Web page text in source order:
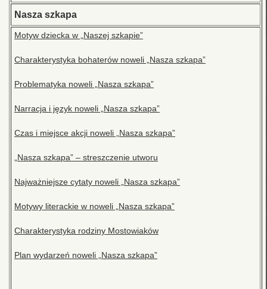
Nasza szkapa
Motyw dziecka w „Naszej szkapie”
Charakterystyka bohaterów noweli „Nasza szkapa”
Problematyka noweli „Nasza szkapa”
Narracja i język noweli „Nasza szkapa”
Czas i miejsce akcji noweli „Nasza szkapa”
„Nasza szkapa” – streszczenie utworu
Najważniejsze cytaty noweli „Nasza szkapa”
Motywy literackie w noweli „Nasza szkapa”
Charakterystyka rodziny Mostowiaków
Plan wydarzeń noweli „Nasza szkapa”